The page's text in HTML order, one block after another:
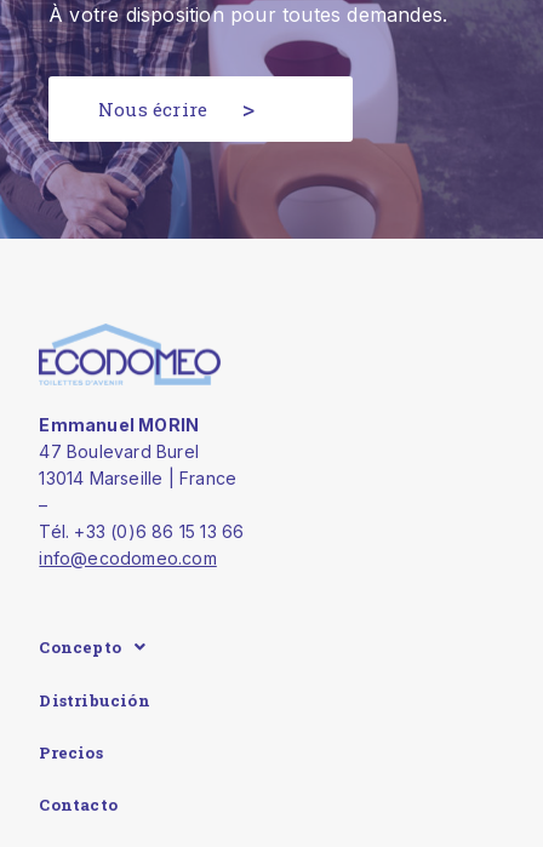
À votre disposition pour toutes demandes.
Nous écrire
Emmanuel MORIN
47 Boulevard Burel
13014 Marseille | France
–
Tél. +33 (0)6 86 15 13 66
info@ecodomeo.com
Concepto
Distribución
Precios
Contacto